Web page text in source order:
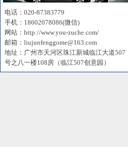
电话：020-87383779
手机：18602078086(微信)
网站：http://www.you-zuche.com/
邮箱：liujunfenggome@163.com
地址：广州市天河区珠江新城临江大道507
号之八一楼108房（临江507创意园）